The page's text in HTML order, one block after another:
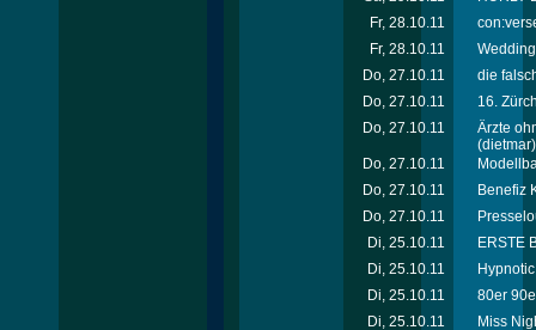
Fr, 28.10.11
Fr, 28.10.11
Do, 27.10.11
die
Do, 27.10.11
16.
Do, 27.10.11
Ärzte
(dietmar)
Do, 27.10.11
Do, 27.10.11
Benefiz
Do, 27.10.11
Di, 25.10.11
ERSTE
Di, 25.10.11
Di, 25.10.11
80er
Di, 25.10.11
Miss